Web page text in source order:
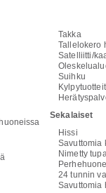
Takka
Tallelokero
Satelliitti/
Suihku
Sekalaiset
Hissi
Savuttomia
Nimetty
24 tunnin
Savuttomia